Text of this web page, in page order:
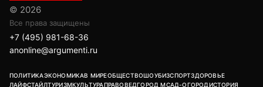
© 2026
Все права защищены
+7 (495) 981-68-36
anonline@argumenti.ru
ПОЛИТИКАЭКОНОМИКАВ МИРЕОБЩЕСТВОШОУБИЗСПОРТЗДОРОВЬЕ
ЛАЙФСТАЙЛТУРИЗМКУЛЬТУРАПРАВОВЕДГОРОД МСАД-ОГОРОДИСТОРИЯ